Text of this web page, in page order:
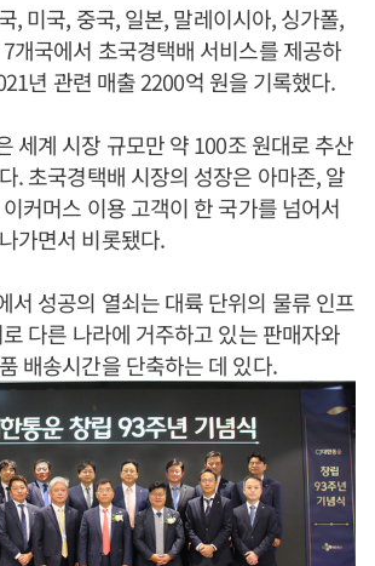
, 미국, 중국, 일본, 말레이시아, 싱가폴,
개국에서 초국경택배 서비스를 제공하
년 관련 매출 2200억 원을 기록했다.
세계 시장 규모만 약 100조 원대로 추산
. 초국경택배 시장의 성장은 아마존, 알
커머스 이용 고객이 한 국가를 넘어서
가면서 비롯됐다.
서 성공의 열쇠는 대륙 단위의 물류 인프
다른 나라에 거주하고 있는 판매자와
배송시간을 단축하는 데 있다.